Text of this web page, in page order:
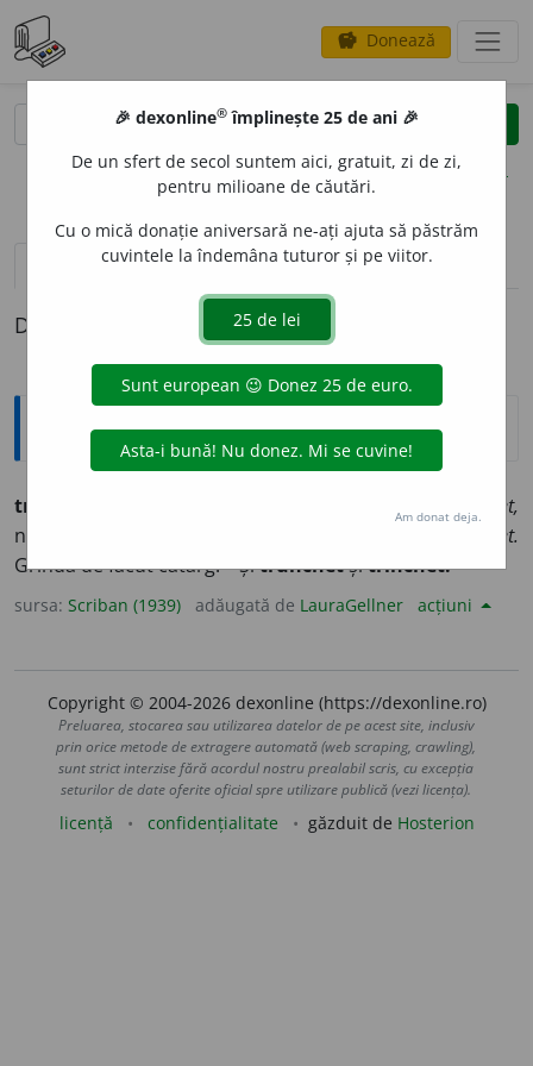
savings Donează
clear
opțiuni
definiții (1)
Definiția cu ID-ul 730745:
Explicative DEX
trinchét
trinquet,
ngr.
Siret.
Grindă de făcut catarg. – Șitrunchetșitrînchet.
sursa: Scriban (1939) adăugată de LauraGellner acțiuni
Copyright © 2004-2026 dexonline (https://dexonline.ro)
Preluarea, stocarea sau utilizarea datelor de pe acest site, inclusiv
prin orice metode de extragere automată (web scraping, crawling),
sunt strict interzise fără acordul nostru prealabil scris, cu excepția
seturilor de date oferite oficial spre utilizare publică (vezi licența).
licență confidențialitate găzduit de Hosterion
🎉 dexonline® împlinește 25 de ani 🎉
De un sfert de secol suntem aici, gratuit, zi de zi,
pentru milioane de căutări.
Cu o mică donație aniversară ne-ați ajuta să păstrăm
cuvintele la îndemâna tuturor și pe viitor.
Am donat deja.